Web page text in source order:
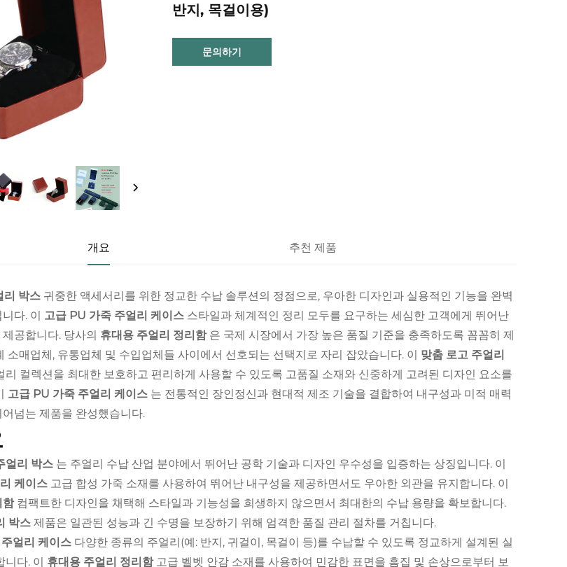
반지, 목걸이용)
문의하기
개요 추천 제품
리 박스 귀중한 액세서리를 위한 정교한 수납 솔루션의 정점으로, 우아한 디자인과 실용적인 기능을 완벽
다. 이 고급 PU 가죽 주얼리 케이스 스타일과 체계적인 정리 모두를 요구하는 세심한 고객에게 뛰어난
공합니다. 당사의 휴대용 주얼리 정리함 은 국제 시장에서 가장 높은 품질 기준을 충족하도록 꼼꼼히 제
소매업체, 유통업체 및 수입업체들 사이에서 선호되는 선택지로 자리 잡았습니다. 이 맞춤 로고 주얼리
리 컬렉션을 최대한 보호하고 편리하게 사용할 수 있도록 고품질 소재와 신중하게 고려된 디자인 요소를
고급 PU 가죽 주얼리 케이스 는 전통적인 장인정신과 현대적 제조 기술을 결합하여 내구성과 미적 매력
넘는 제품을 완성했습니다.
얼리 박스 는 주얼리 수납 산업 분야에서 뛰어난 공학 기술과 디자인 우수성을 입증하는 상징입니다. 이
케이스 고급 합성 가죽 소재를 사용하여 뛰어난 내구성을 제공하면서도 우아한 외관을 유지합니다. 이
함 컴팩트한 디자인을 채택해 스타일과 기능성을 희생하지 않으면서 최대한의 수납 용량을 확보합니다.
박스 제품은 일관된 성능과 긴 수명을 보장하기 위해 엄격한 품질 관리 절차를 거칩니다.
얼리 케이스 다양한 종류의 주얼리(예: 반지, 귀걸이, 목걸이 등)를 수납할 수 있도록 정교하게 설계된 실
다. 이 휴대용 주얼리 정리함 고급 벨벳 안감 소재를 사용하여 민감한 표면을 흠집 및 손상으로부터 보